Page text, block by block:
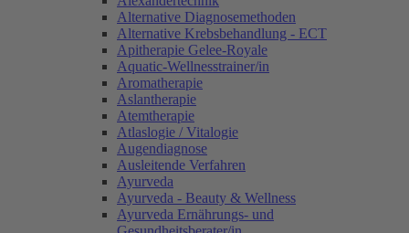
Alternative Diagnosemethoden
Alternative Krebsbehandlung - ECT
Apitherapie Gelee-Royale
Aquatic-Wellnesstrainer/in
Aromatherapie
Aslantherapie
Atemtherapie
Atlaslogie / Vitalogie
Augendiagnose
Ausleitende Verfahren
Ayurveda
Ayurveda - Beauty & Wellness
Ayurveda Ernährungs- und